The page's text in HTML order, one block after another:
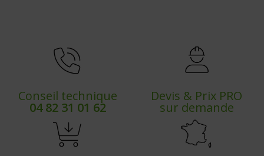
Conseil technique
04 82 31 01 62
Devis & Prix PRO
sur demande